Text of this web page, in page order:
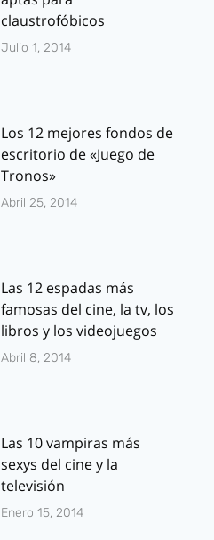
claustrofóbicos
Julio 1, 2014
Los 12 mejores fondos de
escritorio de «Juego de
Tronos»
Abril 25, 2014
Las 12 espadas más
famosas del cine, la tv, los
libros y los videojuegos
Abril 8, 2014
Las 10 vampiras más
sexys del cine y la
televisión
Enero 15, 2014